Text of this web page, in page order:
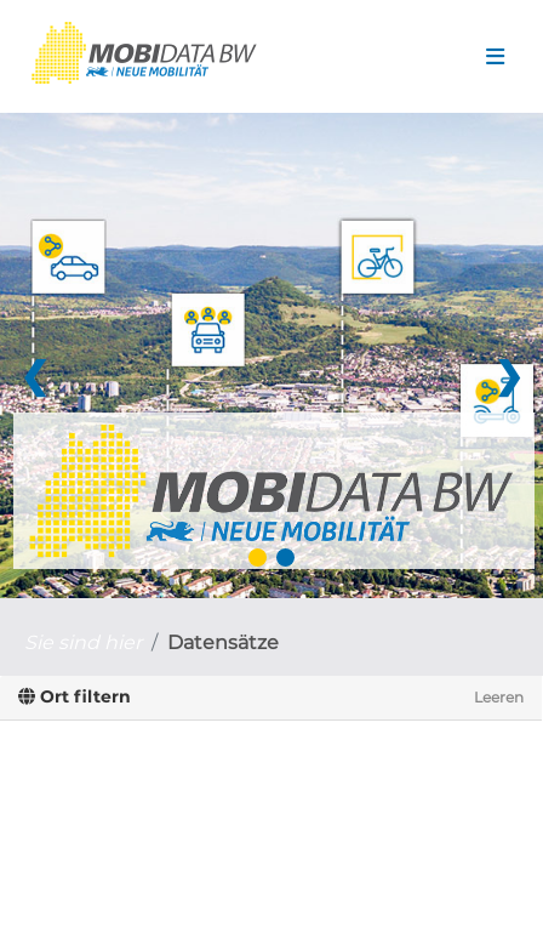
❮ ❯
Datensätze
Ort filtern Leeren